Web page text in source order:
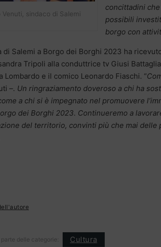
Venuti, sindaco di Salemi
concittadini
possibili
borgo con
di Salemi a Borgo dei Borghi 2023 ha
Tripoli alla conduttrice tv Giusi
Lombardo e il comico Leonardo Fiaschi. “
–. Un ringraziamento doveroso a chi ha
a chi si è impegnato nel promuovere
dei Borghi 2023. Continueremo a
del territorio, convinti più che mai
delle categorie: Cultura